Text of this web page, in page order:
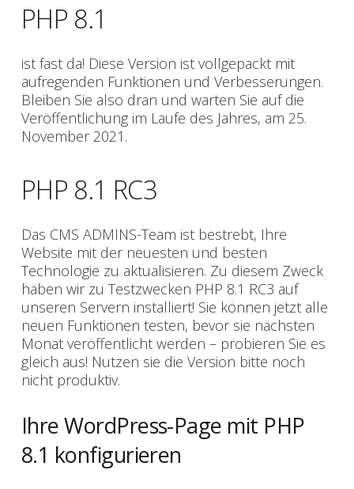
PHP 8.1
ist fast da! Diese Version ist vollgepackt mit
aufregenden Funktionen und Verbesserungen.
Bleiben Sie also dran und warten Sie auf die
Veröffentlichung im Laufe des Jahres, am 25.
November 2021.
PHP 8.1 RC3
Das CMS ADMINS-Team ist bestrebt, Ihre
Website mit der neuesten und besten
Technologie zu aktualisieren. Zu diesem Zweck
haben wir zu Testzwecken PHP 8.1 RC3 auf
unseren Servern installiert! Sie können jetzt alle
neuen Funktionen testen, bevor sie nächsten
Monat veröffentlicht werden – probieren Sie es
gleich aus! Nutzen sie die Version bitte noch
nicht produktiv.
Ihre WordPress-Page mit PHP
8.1 konfigurieren